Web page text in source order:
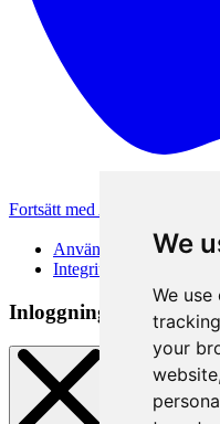
We
We
your
Fortsätt med Apple
Användarvillkor
Integritetspolicy
Inloggningsmetod